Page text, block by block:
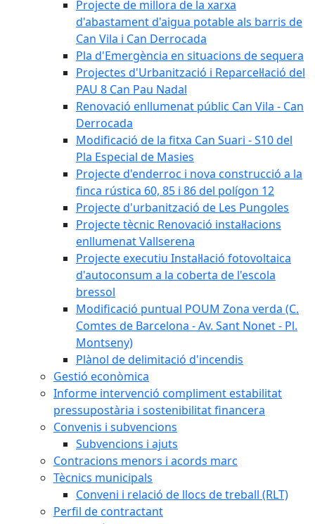
Projecte de millora de la xarxa
d'abastament d'aigua potable als barris de
Can Vila i Can Derrocada
Pla d'Emergència en situacions de sequera
Projectes d'Urbanització i Reparcel·lació del
PAU 8 Can Pau Nadal
Renovació enllumenat públic Can Vila - Can
Derrocada
Modificació de la fitxa Can Suari - S10 del
Pla Especial de Masies
Projecte d'enderroc i nova construcció a la
finca rústica 60, 85 i 86 del polígon 12
Projecte d'urbanització de Les Pungoles
Projecte tècnic Renovació instal·lacions
enllumenat Vallserena
Projecte executiu Instal·lació fotovoltaica
d'autoconsum a la coberta de l'escola
bressol
Modificació puntual POUM Zona verda (C.
Comtes de Barcelona - Av. Sant Nonet - Pl.
Montseny)
Plànol de delimitació d'incendis
Gestió econòmica
Informe intervenció compliment estabilitat
pressupostària i sostenibilitat financera
Convenis i subvencions
Subvencions i ajuts
Contracions menors i acords marc
Tècnics municipals
Conveni i relació de llocs de treball (RLT)
Perfil de contractant